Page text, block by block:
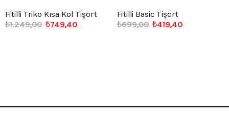
Fitilli Triko Kısa Kol Tişört
₺749,40
₺1.249,00
Fitilli Basic Tişört
₺419,40
₺699,00